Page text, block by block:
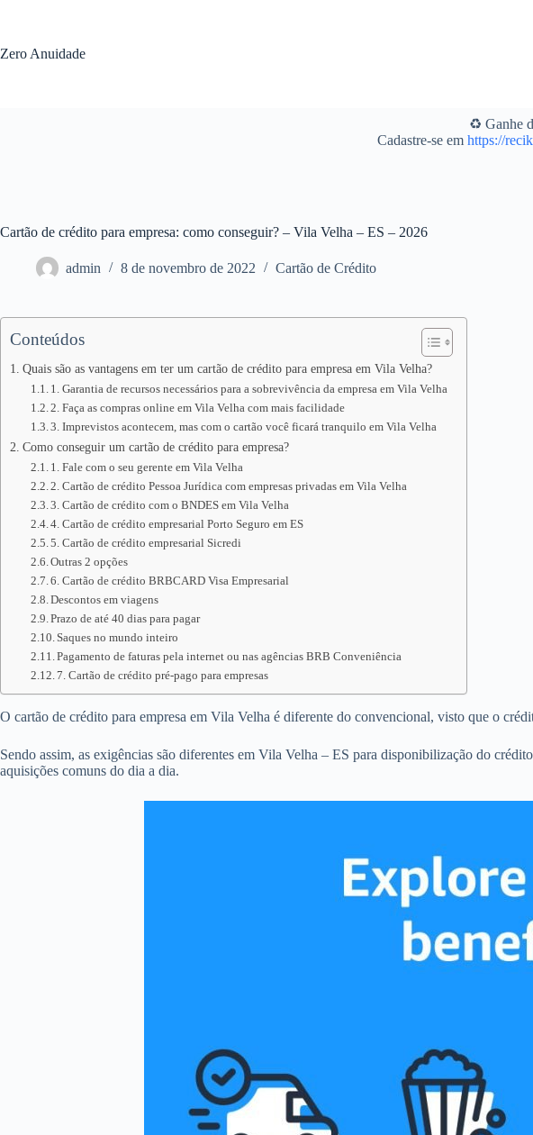
conteúdo
Zero Anuidade
♻️ Ganhe
Cadastre-se em https://
Cartão de crédito para empresa: como conseguir? – Vila Velha – ES – 2026
admin 8 de novembro de 2022 Cartão de Crédito
Conteúdos
Quais são as vantagens em ter um cartão de crédito para empresa em Vila Velha?
1. Garantia de recursos necessários para a sobrevivência da empresa em Vila Velha
2. Faça as compras online em Vila Velha com mais facilidade
3. Imprevistos acontecem, mas com o cartão você ficará tranquilo em Vila Velha
Como conseguir um cartão de crédito para empresa?
1. Fale com o seu gerente em Vila Velha
2. Cartão de crédito Pessoa Jurídica com empresas privadas em Vila Velha
3. Cartão de crédito com o BNDES em Vila Velha
4. Cartão de crédito empresarial Porto Seguro em ES
5. Cartão de crédito empresarial Sicredi
Outras 2 opções
6. Cartão de crédito BRBCARD Visa Empresarial
Descontos em viagens
Prazo de até 40 dias para pagar
Saques no mundo inteiro
Pagamento de faturas pela internet ou nas agências BRB Conveniência
7. Cartão de crédito pré-pago para empresas
O cartão de crédito para empresa em Vila Velha é diferente do convencional, visto que o
Sendo assim, as exigências são diferentes em Vila Velha – ES para disponibilização do
aquisições comuns do dia a dia.